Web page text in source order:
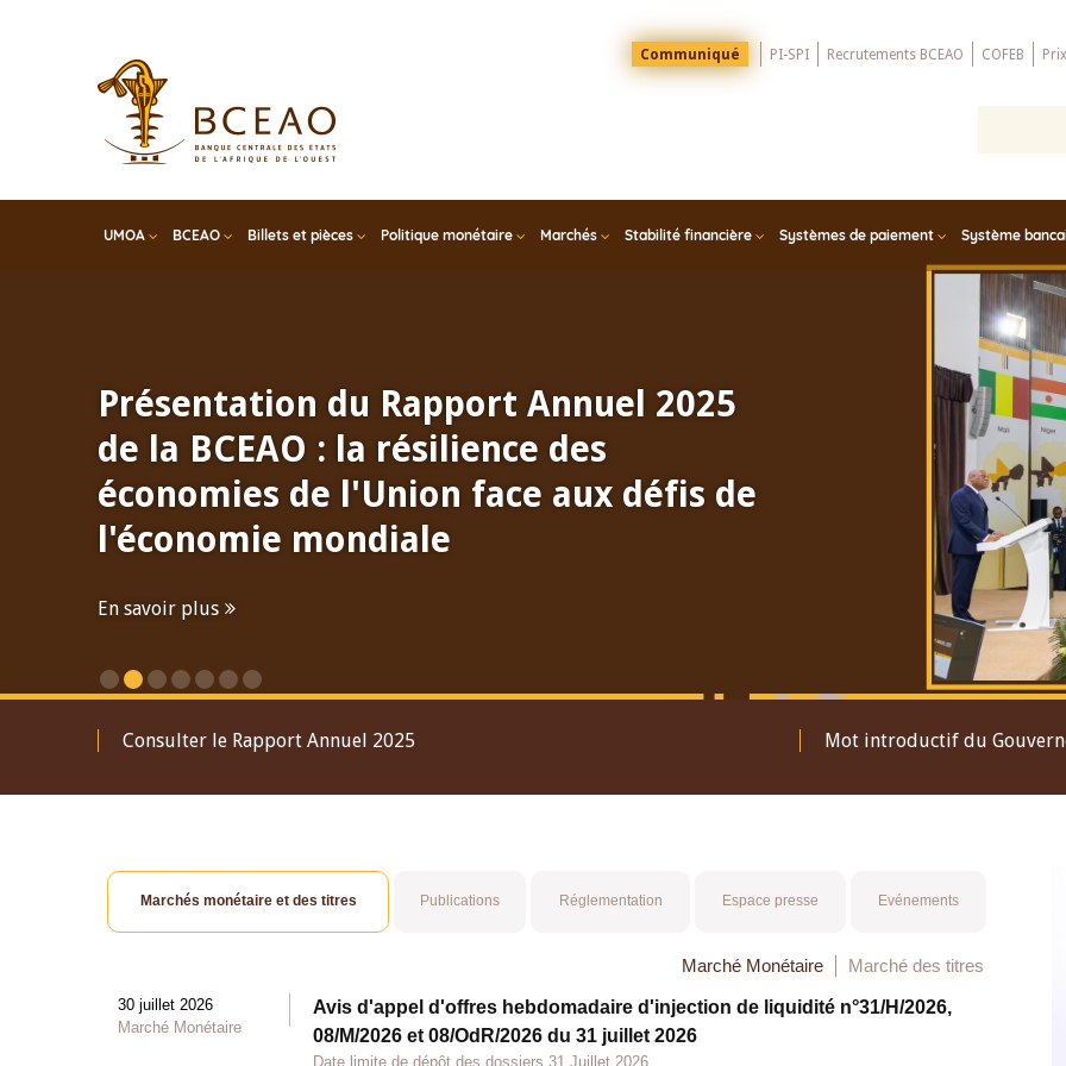
Menu
Top
Communiqué PI-SPI Recrutements BCEAO COFEB
UMOA BCEAO Billets et pièces Politique monétaire Marchés Stabilité financière Systèmes de paiement Système
Présentation du Rapport Annuel 2025
de la BCEAO : la résilience des
économies de l'Union face aux défis de
l'économie mondiale
En savoir plus
Consulter le Rapport Annuel 2025 Mot introductif du
Marchés monétaire et des titres Publications Réglementation Espace presse Evénements
Marché Monétaire Marché des titres
30 juillet 2026
Marché Monétaire
Avis d'appel d'offres hebdomadaire d'injection de liquidité n°31/H/2026,
08/M/2026 et 08/OdR/2026 du 31 juillet 2026
Date limite de dépôt des dossiers 31 Juillet 2026